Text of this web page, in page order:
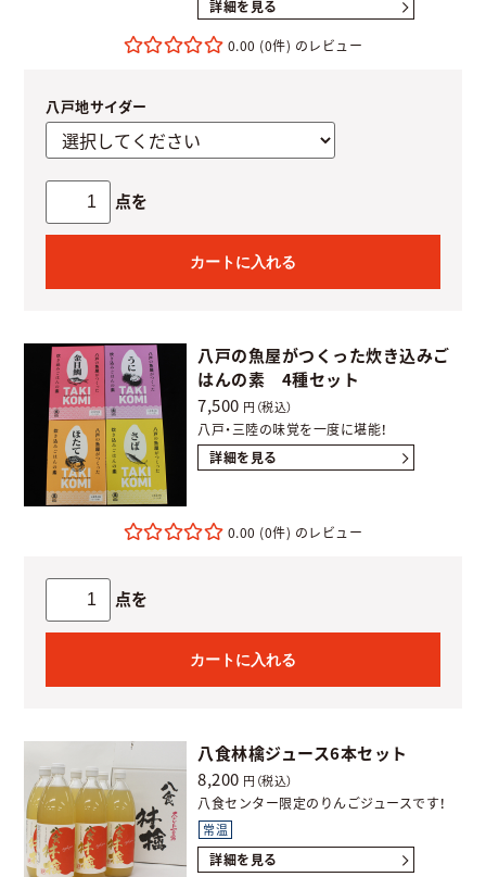
詳細を見る
0.00 (0件)
八戸地サイダー
点を
カートに入れる
八戸の魚屋がつくった炊き込みご
はんの素 4種セット
7,500 円（税込）
八戸・三陸の味覚を一度に堪能！
詳細を見る
0.00 (0件)
点を
カートに入れる
八食林檎ジュース6本セット
8,200 円（税込）
八食センター限定のりんごジュースです！
常温
詳細を見る